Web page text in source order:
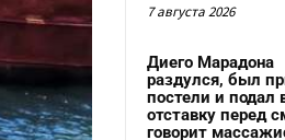
7 августа 2026
Диего Марадона
раздулся, был
постели и подал
отставку перед
говорит